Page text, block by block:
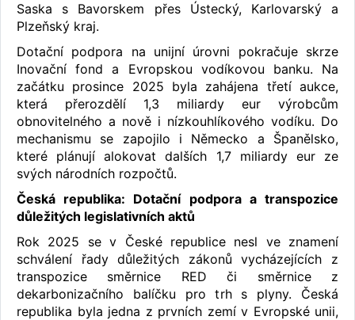
Saska s Bavorskem přes Ústecký, Karlovarský a
Plzeňský kraj.
Dotační podpora na unijní úrovni pokračuje skrze
Inovační fond a Evropskou vodíkovou banku. Na
začátku prosince 2025 byla zahájena třetí aukce,
která přerozdělí 1,3 miliardy eur výrobcům
obnovitelného a nově i nízkouhlíkového vodíku. Do
mechanismu se zapojilo i Německo a Španělsko,
které plánují alokovat dalších 1,7 miliardy eur ze
svých národních rozpočtů.
Česká republika: Dotační podpora a transpozice
důležitých legislativních aktů
Rok 2025 se v České republice nesl ve znamení
schválení řady důležitých zákonů vycházejících z
transpozice směrnice RED či směrnice z
dekarbonizačního balíčku pro trh s plyny. Česká
republika byla jedna z prvních zemí v Evropské unii,